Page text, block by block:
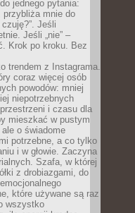
jednego pytania:
przybliża mnie do
Jeśli
Jeśli „nie” –
Krok po kroku. Bez
trendem z Instagrama.
coraz więcej osób
powodów: mniej
niepotrzebnych
i czasu dla
mieszkać w pustym
o świadome
potrzebne, a co tylko
i w głowie. Zaczyna
Szafa, w której
z drobiazgami, do
które używane są raz
wszystko